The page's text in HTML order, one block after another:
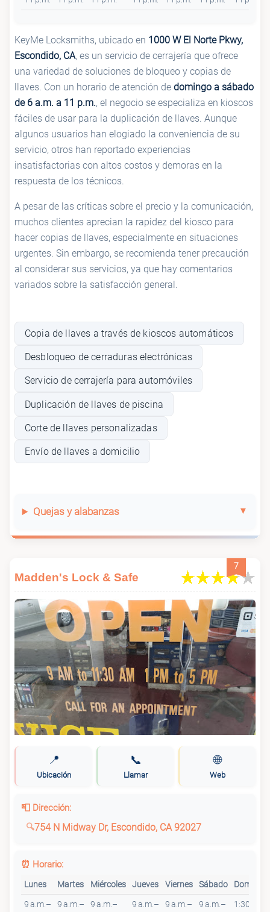
KeyMe Locksmiths, ubicado en 1000 W El Norte Pkwy,
Escondido, CA, es un servicio de cerrajería que ofrece
una variedad de soluciones de bloqueo y copias de
llaves. Con un horario de atención de domingo a sábado
de 6 a.m. a 11 p.m., el negocio se especializa en kioscos
fáciles de usar para la duplicación de llaves. Aunque
algunos usuarios han elogiado la conveniencia de su
servicio, otros han reportado experiencias
insatisfactorias con altos costos y demoras en la
respuesta de los técnicos.
A pesar de las críticas sobre el precio y la comunicación,
muchos clientes aprecian la rapidez del kiosco para
hacer copias de llaves, especialmente en situaciones
urgentes. Sin embargo, se recomienda tener precaución
al considerar sus servicios, ya que hay comentarios
variados sobre la satisfacción general.
Copia de llaves a través de kioscos automáticos
Desbloqueo de cerraduras electrónicas
Servicio de cerrajería para automóviles
Duplicación de llaves de piscina
Corte de llaves personalizadas
Envío de llaves a domicilio
Quejas y alabanzas
7
Madden's Lock & Safe
📍
Ubicación
📞
Llamar
🌐
Web
📮 Dirección:
754 N Midway Dr, Escondido, CA 92027
⏰ Horario:
Lunes Martes Miércoles Jueves Viernes Sábado Domingo
9 a.m.–
9 a.m.–
9 a.m.–
9 a.m.–
9 a.m.–
9 a.m.–
1:30–